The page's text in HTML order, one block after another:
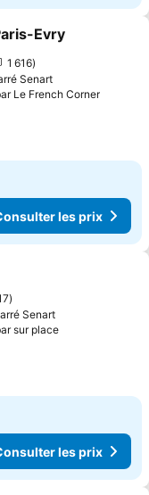
favoris
Evry
1 616
Senart
Le French Corner
les prix
favoris
Senart
sur placeConsulter
les prix